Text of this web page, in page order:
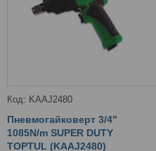
KAAJ2480
Пневмогайковерт 3/4"
1085N/m SUPER DUTY
TOPTUL (KAAJ2480)